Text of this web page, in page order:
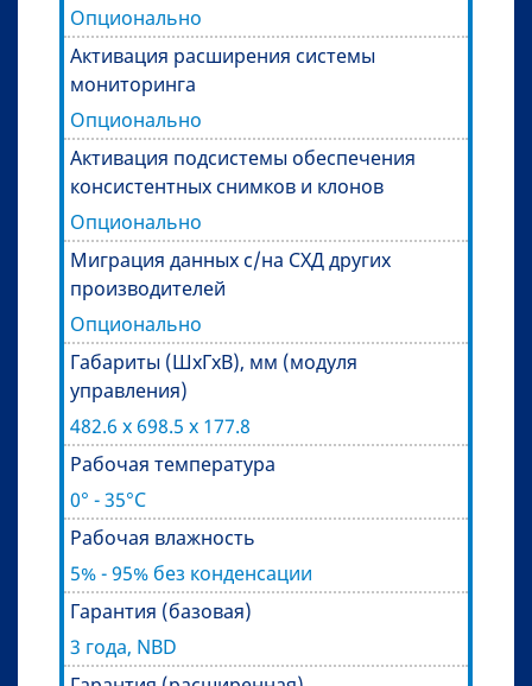
Опционально
Активация расширения системы
мониторинга
Опционально
Активация подсистемы обеспечения
консистентных снимков и клонов
Опционально
Миграция данных с/на СХД других
производителей
Опционально
Габариты (ШхГхВ), мм (модуля
управления)
482.6 x 698.5 x 177.8
Рабочая температура
0° - 35°C
Рабочая влажность
5% - 95% без конденсации
Гарантия (базовая)
3 года, NBD